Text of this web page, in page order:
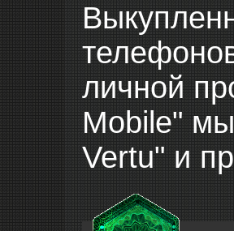
личной
Mobile"
Vertu" и